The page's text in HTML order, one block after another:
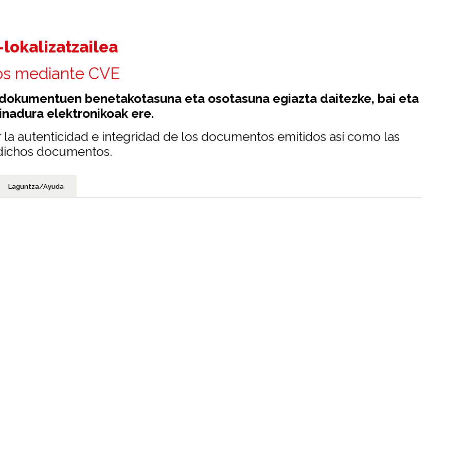
lokalizatzailea
mediante CVE
benetakotasuna eta osotasuna egiazta daitezke, bai eta
elektronikoak ere.
autenticidad e integridad de los documentos emitidos así como las
documentos.
Laguntza/Ayuda